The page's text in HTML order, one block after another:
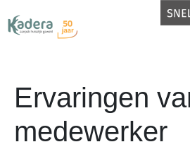
Ervaringen
medewerker